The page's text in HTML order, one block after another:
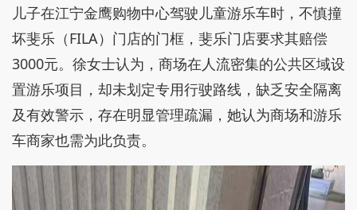
儿子在江宁金鹰购物中心驾驶儿童游乐车时，不慎撞
坏斐乐（FILA）门店的门框，斐乐门店要求其赔偿
3000元。徐女士认为，商场在人流密集的公共区域设
置游乐项目，却未划定专用行驶路线，缺乏安全隔离
及有效警示，存在明显管理疏漏，她认为商场和游乐
车商家也需为此负责。